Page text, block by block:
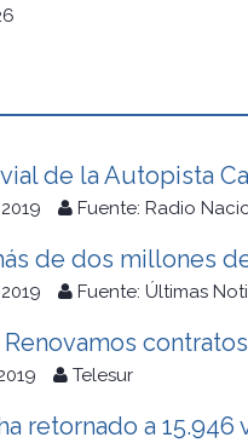
de la Autopista
Fuente: Radio
de dos millones
Fuente: Últimas
Telesur
retornado a